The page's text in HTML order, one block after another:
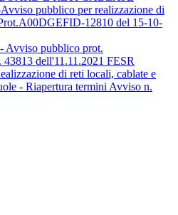
pubblico per realizzazione di
12810 del 15-10-
Avviso pubblico prot.
dell'11.11.2021 FESR
di reti locali, cablate e
- Riapertura termini Avviso n.